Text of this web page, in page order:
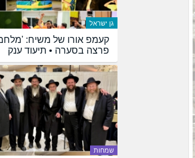
גן ישראל
קעמפ אורו של משיח:
פרצה בסערה • תיעוד ענק
שמחות